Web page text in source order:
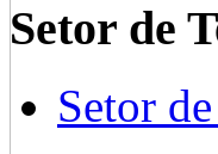
Setor de
Setor